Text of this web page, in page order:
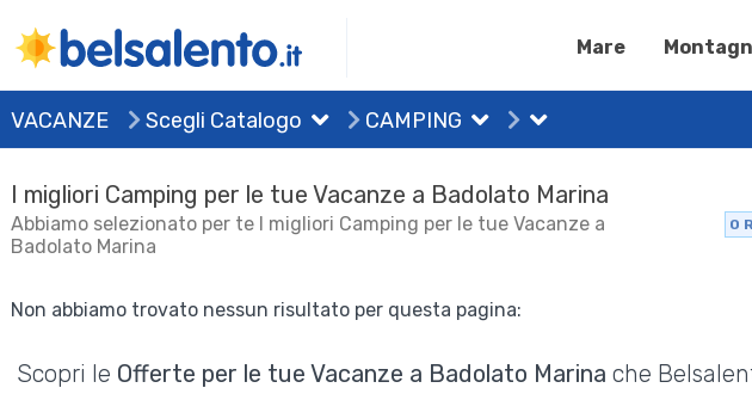
Mare
VACANZE Scegli Catalogo CAMPING
I migliori Camping per le tue Vacanze a Badolato Marina
Abbiamo selezionato per te I migliori Camping per le tue Vacanze a
Badolato Marina
0
Non abbiamo trovato nessun risultato per questa pagina:
Scopri le Offerte per le tue Vacanze a Badolato Marina che